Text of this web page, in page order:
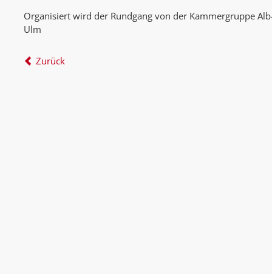
Organisiert wird der Rundgang von der Kammergruppe
Ulm
Zurück